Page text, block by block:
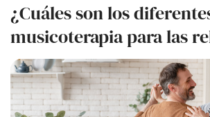
¿Cuáles son los
musicoterapia para las